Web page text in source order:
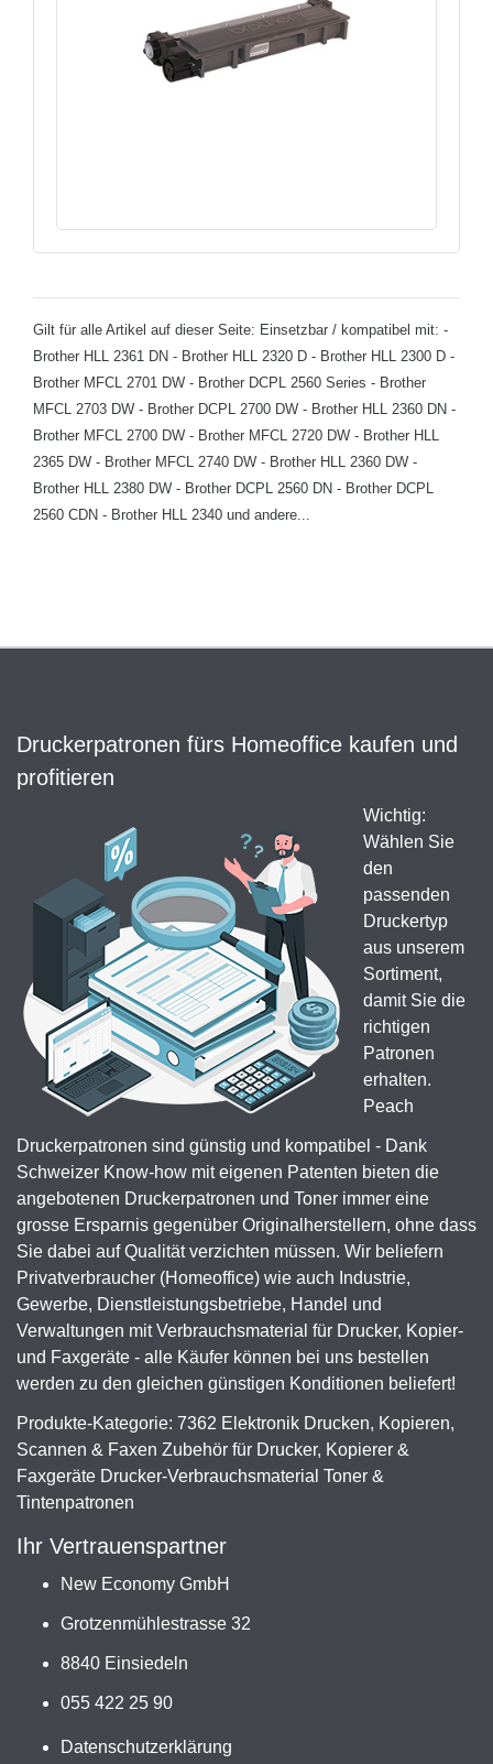
Gilt für alle Artikel auf dieser Seite: Einsetzbar / kompatibel mit: -
Brother HLL 2361 DN - Brother HLL 2320 D - Brother HLL 2300 D -
Brother MFCL 2701 DW - Brother DCPL 2560 Series - Brother
MFCL 2703 DW - Brother DCPL 2700 DW - Brother HLL 2360 DN -
Brother MFCL 2700 DW - Brother MFCL 2720 DW - Brother HLL
2365 DW - Brother MFCL 2740 DW - Brother HLL 2360 DW -
Brother HLL 2380 DW - Brother DCPL 2560 DN - Brother DCPL
2560 CDN - Brother HLL 2340 und andere...
Druckerpatronen fürs Homeoffice kaufen und
profitieren
Wichtig:
Wählen Sie
den
passenden
Druckertyp
aus unserem
Sortiment,
damit Sie die
richtigen
Patronen
erhalten.
Peach
Druckerpatronen sind günstig und kompatibel - Dank
Schweizer Know-how mit eigenen Patenten bieten die
angebotenen Druckerpatronen und Toner immer eine
grosse Ersparnis gegenüber Originalherstellern, ohne dass
Sie dabei auf Qualität verzichten müssen. Wir beliefern
Privatverbraucher (Homeoffice) wie auch Industrie,
Gewerbe, Dienstleistungsbetriebe, Handel und
Verwaltungen mit Verbrauchsmaterial für Drucker, Kopier-
und Faxgeräte - alle Käufer können bei uns bestellen
werden zu den gleichen günstigen Konditionen beliefert!
Produkte-Kategorie: 7362 Elektronik Drucken, Kopieren,
Scannen & Faxen Zubehör für Drucker, Kopierer &
Faxgeräte Drucker-Verbrauchsmaterial Toner &
Tintenpatronen
Ihr Vertrauenspartner
New Economy GmbH
Grotzenmühlestrasse 32
8840 Einsiedeln
055 422 25 90
Datenschutzerklärung